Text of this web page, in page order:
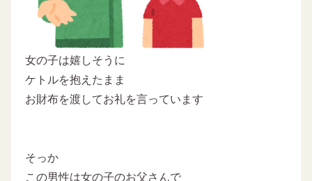
女の子は嬉しそうに
ケトルを抱えたまま
お財布を渡してお礼を言っています
そっか
この男性は女の子のお父さんで